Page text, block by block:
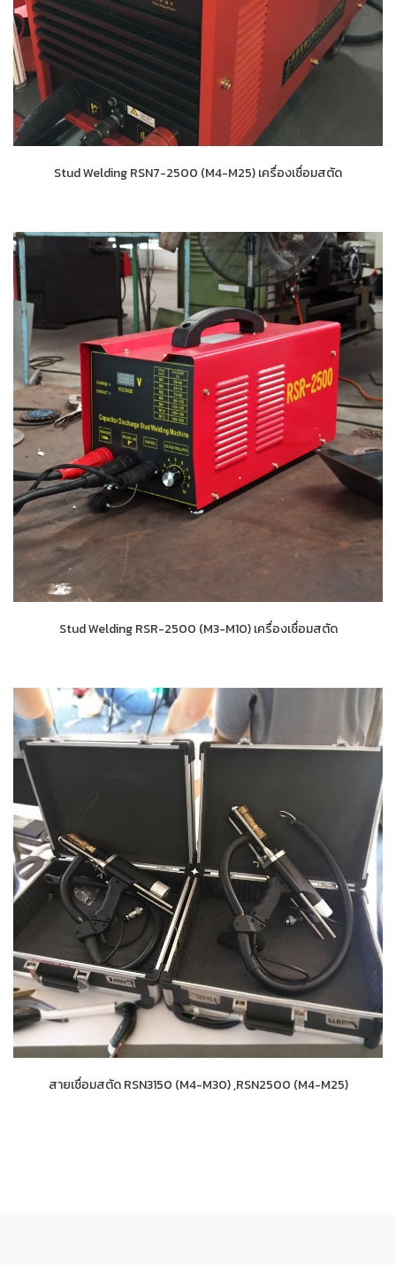
Stud Welding RSN7-2500 (M4-M25) เครื่องเชื่อมสตัด
Stud Welding RSR-2500 (M3-M10) เครื่องเชื่อมสตัด
สายเชื่อมสตัด RSN3150 (M4-M30) ,RSN2500 (M4-M25)